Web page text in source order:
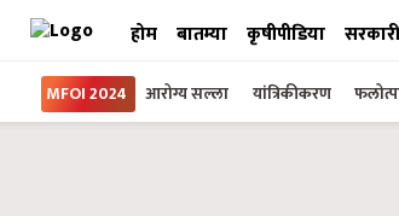
होम बातम्या कृषीपीडिया
MFOI 2024 आरोग्य सल्ला यांत्रिकीकरण